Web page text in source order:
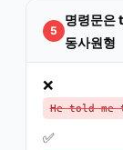
5
명령문
동사원형
❌
He told me
✅